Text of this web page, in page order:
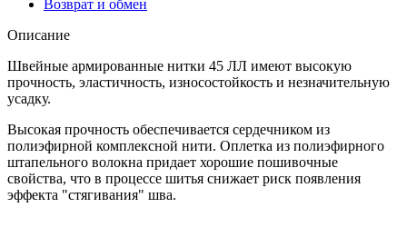
Возврат и обмен
Описание
Швейные армированные нитки 45 ЛЛ имеют высокую
прочность, эластичность, износостойкость и незначительную
усадку.
Высокая прочность обеспечивается сердечником из
полиэфирной комплексной нити. Оплетка из полиэфирного
штапельного волокна придает хорошие пошивочные
свойства, что в процессе шитья снижает риск появления
эффекта "стягивания" шва.